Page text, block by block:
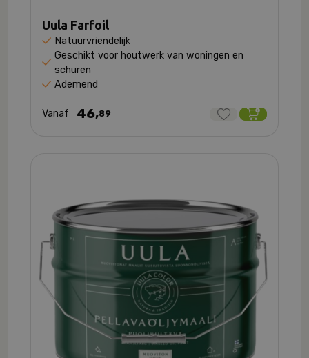
Uula Farfoil
Natuurvriendelijk
Geschikt voor houtwerk van woningen en
schuren
Ademend
Vanaf 46,89